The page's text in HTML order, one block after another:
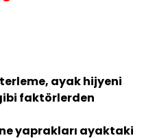
ayak hijyeni
faktörlerden
yaprakları ayaktaki